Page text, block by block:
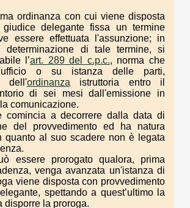
ordinanza con cui viene disposta
delegante fissa un termine
essere effettuata l'assunzione; in
determinazione di tale termine, si
l’art. 289 del c.p.c., norma che
o su istanza delle parti,
dell'ordinanza istruttoria entro il
di sei mesi dall'emissione in
comunicazione.
comincia a decorrere dalla data di
del provvedimento ed ha natura
quanto al suo scadere non è legata
essere prorogato qualora, prima
venga avanzata un'istanza di
viene disposta con provvedimento
spettando a quest’ultimo la
disporre la proroga.